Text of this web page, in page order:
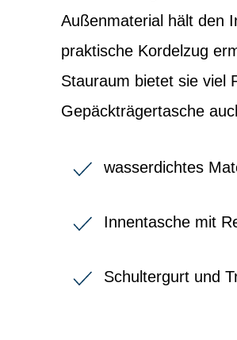
Außenmaterial hält den
praktische Kordelzug
Stauraum bietet sie viel
Gepäckträgertasche
wasserdichtes
Innentasche mit
Schultergurt und